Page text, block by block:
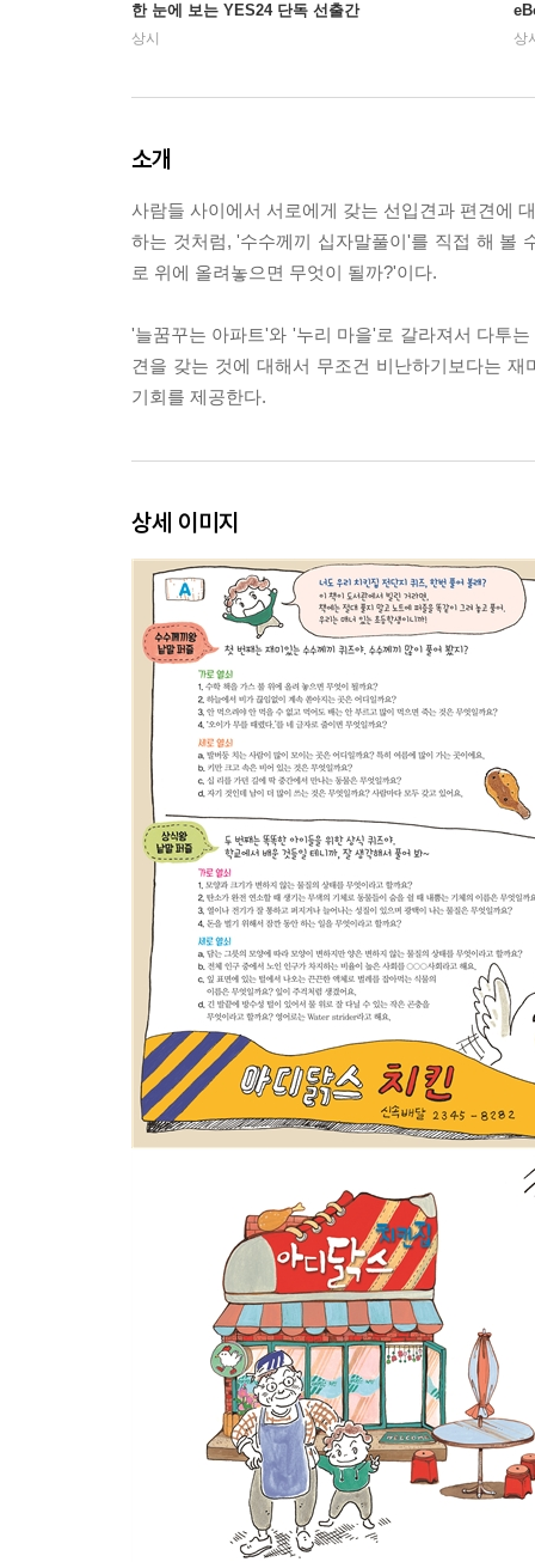
한 눈에 보는 YES24 단독 선출간
상시 상
소개
사람들 사이에서 서로에게 갖는 선입견과 편견에
하는 것처럼, '수수께끼 십자말풀이'를 직접 해 볼
로 위에 올려놓으면 무엇이 될까?'이다.
'늘꿈꾸는 아파트'와 '누리 마을'로 갈라져서 다투
견을 갖는 것에 대해서 무조건 비난하기보다는
기회를 제공한다.
상세 이미지